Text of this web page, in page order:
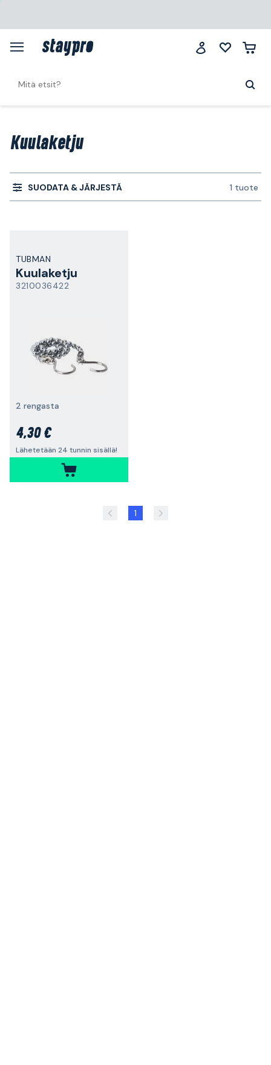
Kuulaketju
SUODATA & JÄRJESTÄ 1 tuote
TUBMAN
Kuulaketju
3210036422
2 rengasta
4,30 €
Lähetetään 24 tunnin sisällä!
1